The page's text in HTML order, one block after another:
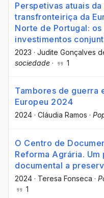
Perspetivas atuais
transfronteiriça da
Norte de Portugal: os
investimentos
2023 · Judite Gonçalves
sociedade · 1
Tambores de guerra
Europeu 2024
2024 · Cláudia Ramos ·
O Centro de
Reforma Agrária.
documental a
2024 · Teresa Fonseca ·
1